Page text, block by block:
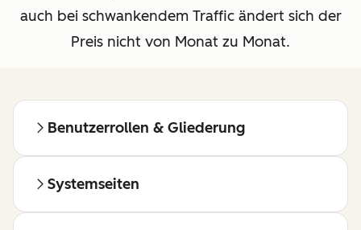
auch bei schwankendem Traffic ändert sich der
Preis nicht von Monat zu Monat.
Benutzerrollen & Gliederung
Systemseiten